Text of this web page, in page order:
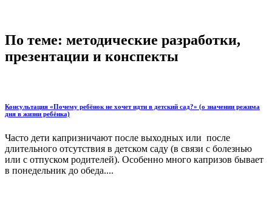
По теме: методические разработки,
презентации и конспекты
Консультация «Почему ребёнок не хочет идти в детский сад?» (о значении режима
дня в жизни ребёнка)
Часто дети капризничают после выходных или после
длительного отсутствия в детском саду (в связи с болезнью
или с отпуском родителей). Особенно много капризов бывает
в понедельник до обеда....